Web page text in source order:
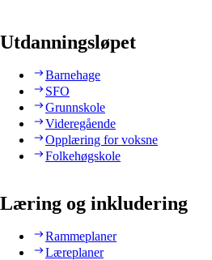
Utdanningsløpet
Barnehage
SFO
Grunnskole
Videregående
Opplæring for voksne
Folkehøgskole
Læring og inkludering
Rammeplaner
Læreplaner